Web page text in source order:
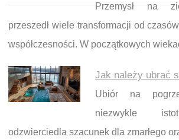
Przemysł na
przeszedł wiele transformacji od
współczesności. W początkowych
Jak należy ubrać
Ubiór na
niezwykle
odzwierciedla szacunek dla zmarłego